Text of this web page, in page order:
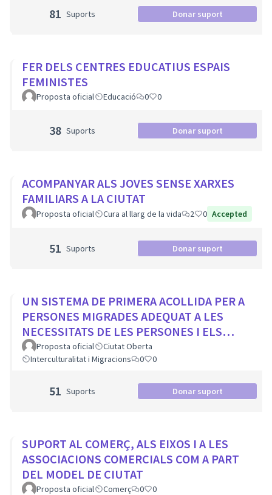
81 Suports Donar suport
FER DELS CENTRES EDUCATIUS ESPAIS
FEMINISTES
Proposta oficial Educació 0 0
38 Suports Donar suport
ACOMPANYAR ALS JOVES SENSE XARXES
FAMILIARS A LA CIUTAT
Proposta oficial Cura al llarg de la vida 2 0 Accepted
51 Suports Donar suport
UN SISTEMA DE PRIMERA ACOLLIDA PER A
PERSONES MIGRADES ADEQUAT A LES
NECESSITATS DE LES PERSONES I ELS
MUNICIPIS
Proposta oficial
Ciutat Oberta
Interculturalitat i Migracions
0 0
51 Suports Donar suport
SUPORT AL COMERÇ, ALS EIXOS I A LES
ASSOCIACIONS COMERCIALS COM A PART
DEL MODEL DE CIUTAT
Proposta oficial Comerç 0 0